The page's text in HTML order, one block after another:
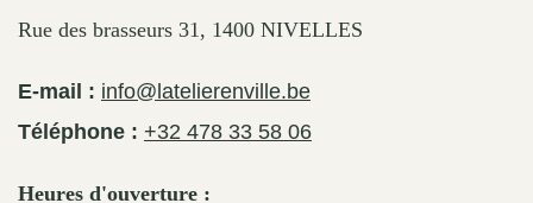
Rue des brasseurs 31, 1400 NIVELLES
E-mail : info@latelierenville.be
Téléphone : +32 478 33 58 06
Heures d'ouverture :